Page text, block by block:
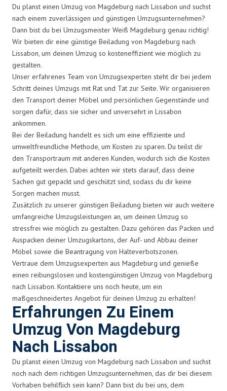
Du planst einen Umzug von Magdeburg nach Lissabon und suchst
nach einem zuverlässigen und günstigen Umzugsunternehmen?
Dann bist du bei Umzugsmeister Weiß Magdeburg genau richtig!
Wir bieten dir eine günstige Beiladung von Magdeburg nach
Lissabon, um deinen Umzug so kosteneffizient wie möglich zu
gestalten.
Unser erfahrenes Team von Umzugsexperten steht dir bei jedem
Schritt deines Umzugs mit Rat und Tat zur Seite. Wir organisieren
den Transport deiner Möbel und persönlichen Gegenstände und
sorgen dafür, dass sie sicher und unversehrt in Lissabon
ankommen.
Bei der Beiladung handelt es sich um eine effiziente und
umweltfreundliche Methode, um Kosten zu sparen. Du teilst dir
den Transportraum mit anderen Kunden, wodurch sich die Kosten
aufgeteilt werden. Dabei achten wir stets darauf, dass deine
Sachen gut gepackt und geschützt sind, sodass du dir keine
Sorgen machen musst.
Zusätzlich zu unserer günstigen Beiladung bieten wir auch weitere
umfangreiche Umzugsleistungen an, um deinen Umzug so
stressfrei wie möglich zu gestalten. Dazu gehören das Packen und
Auspacken deiner Umzugskartons, der Auf- und Abbau deiner
Möbel sowie die Beantragung von Halteverbotszonen.
Vertraue dem Umzugsexperten aus Magdeburg und genieße
einen reibungslosen und kostengünstigen Umzug von Magdeburg
nach Lissabon. Kontaktiere uns noch heute, um ein
maßgeschneidertes Angebot für deinen Umzug zu erhalten!
Erfahrungen Zu Einem
Umzug Von Magdeburg
Nach Lissabon
Du planst einen Umzug von Magdeburg nach Lissabon und suchst
noch nach dem richtigen Umzugsunternehmen, das dir bei diesem
Vorhaben behilflich sein kann? Dann bist du bei uns, dem